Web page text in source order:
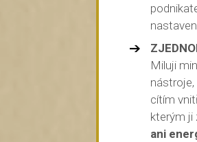
Miluji
cítím
kterým ji
ani